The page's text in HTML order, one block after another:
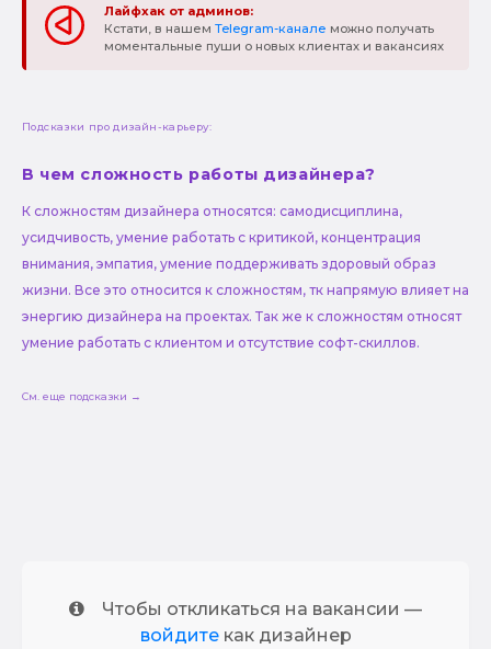
Лайфхак от админов:
Кстати, в нашем Telegram-канале можно получать
моментальные пуши о новых клиентах и вакансиях
Подсказки про дизайн-карьеру:
В чем сложность работы дизайнера?
К сложностям дизайнера относятся: самодисциплина,
усидчивость, умение работать с критикой, концентрация
внимания, эмпатия, умение поддерживать здоровый образ
жизни. Все это относится к сложностям, тк напрямую влияет на
энергию дизайнера на проектах. Так же к сложностям относят
умение работать с клиентом и отсутствие софт-скиллов.
См. еще подсказки →
Чтобы откликаться на вакансии —
войдитекак дизайнер